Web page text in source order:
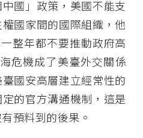
國」政策，美國不能支
國家間的國際組織，他
整年都不要推動政府高
危機成了美臺外交關係
國安高層建立經常性的
的官方溝通機制，這是
預料到的後果。